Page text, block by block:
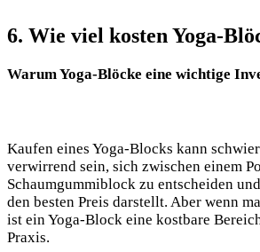
6. Wie viel kosten Yoga-
Warum Yoga-Blöcke eine wichtige
Kaufen eines Yoga-Blocks kann
verwirrend sein,⁣ sich ​zwischen‍ einem
Schaumgummiblock zu entscheiden
den ⁤besten Preis darstellt. Aber wenn
ist ein Yoga-Block eine kostbare
Praxis.